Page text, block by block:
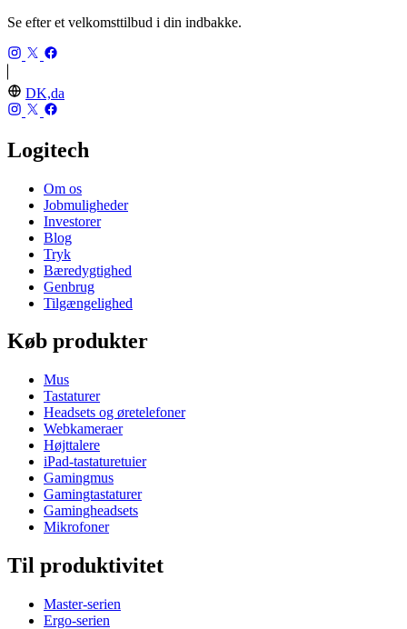
Se efter et velkomsttilbud i din indbakke.
DK,da
Logitech
Om os
Jobmuligheder
Investorer
Blog
Tryk
Bæredygtighed
Genbrug
Tilgængelighed
Køb produkter
Mus
Tastaturer
Headsets og øretelefoner
Webkameraer
Højttalere
iPad-tastaturetuier
Gamingmus
Gamingtastaturer
Gamingheadsets
Mikrofoner
Til produktivitet
Master-serien
Ergo-serien